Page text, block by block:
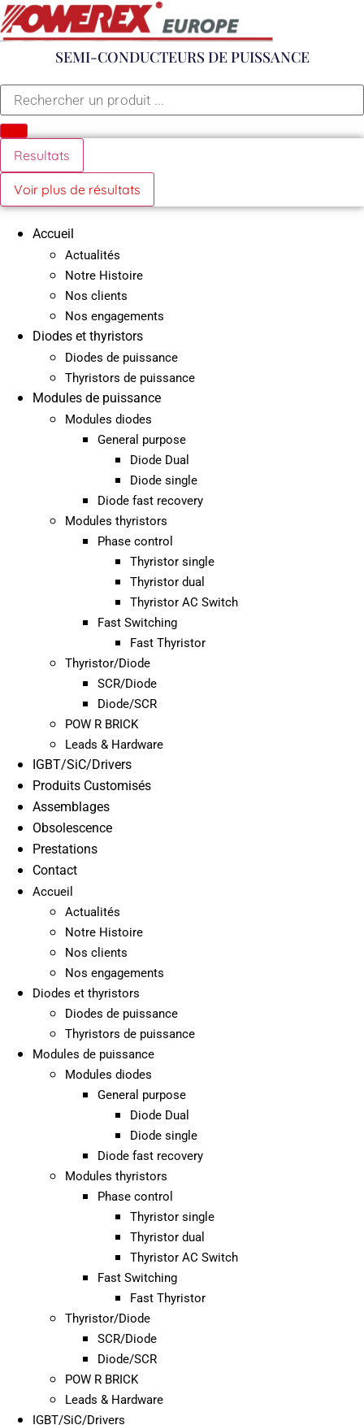
Aller
au
SEMI-CONDUCTEURS DE PUISSANCE
Search
Resultats
Voir plus de résultats
Accueil
Actualités
Notre Histoire
Nos clients
Nos engagements
Diodes et thyristors
Diodes de puissance
Thyristors de puissance
Modules de puissance
Modules diodes
General purpose
Diode Dual
Diode single
Diode fast recovery
Modules thyristors
Phase control
Thyristor single
Thyristor dual
Thyristor AC Switch
Fast Switching
Fast Thyristor
Thyristor/Diode
SCR/Diode
Diode/SCR
POW R BRICK
Leads & Hardware
IGBT/SiC/Drivers
Produits Customisés
Assemblages
Obsolescence
Prestations
Contact
Accueil
Actualités
Notre Histoire
Nos clients
Nos engagements
Diodes et thyristors
Diodes de puissance
Thyristors de puissance
Modules de puissance
Modules diodes
General purpose
Diode Dual
Diode single
Diode fast recovery
Modules thyristors
Phase control
Thyristor single
Thyristor dual
Thyristor AC Switch
Fast Switching
Fast Thyristor
Thyristor/Diode
SCR/Diode
Diode/SCR
POW R BRICK
Leads & Hardware
IGBT/SiC/Drivers